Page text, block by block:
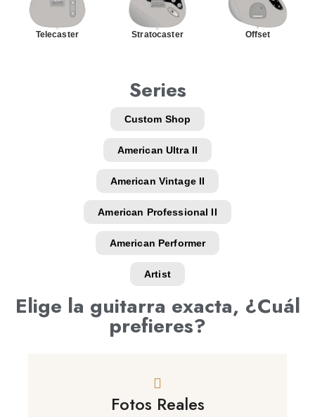
Telecaster Stratocaster Offset
Series
Custom Shop
American Ultra II
American Vintage II
American Professional II
American Performer
Artist
Elige la guitarra exacta, ¿Cuál
prefieres?
Fotos Reales